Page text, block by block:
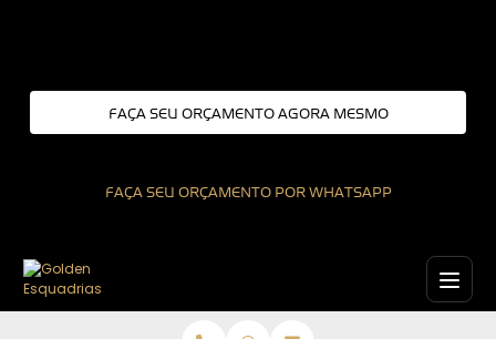
FAÇA SEU ORÇAMENTO AGORA MESMO
FAÇA SEU ORÇAMENTO POR WHATSAPP